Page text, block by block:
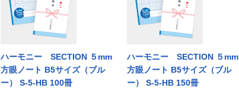
ハーモニー SECTION ５mm
方眼ノート B5サイズ（ブル
ー） S-5-HB 100冊
ハーモニー SECTION ５mm
方眼ノート B5サイズ（ブル
ー） S-5-HB 150冊